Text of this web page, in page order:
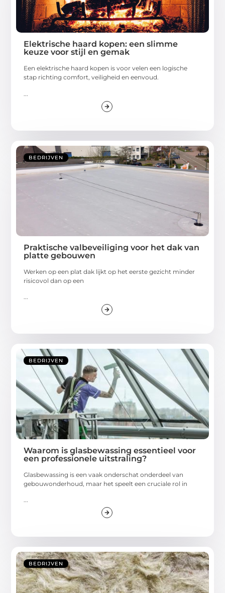
Elektrische haard kopen: een slimme
keuze voor stijl en gemak
Een elektrische haard kopen is voor velen een logische
stap richting comfort, veiligheid en eenvoud.
BEDRIJVEN
Praktische valbeveiliging voor het dak van
platte gebouwen
Werken op een plat dak lijkt op het eerste gezicht minder
risicovol dan op een
...
BEDRIJVEN
Waarom is glasbewassing essentieel voor
een professionele uitstraling?
Glasbewassing is een vaak onderschat onderdeel van
gebouwonderhoud, maar het speelt een cruciale rol in
...
BEDRIJVEN